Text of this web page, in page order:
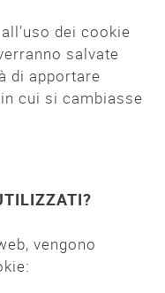
dei cookie
salvate
di apportare
cui si cambiasse
vengono